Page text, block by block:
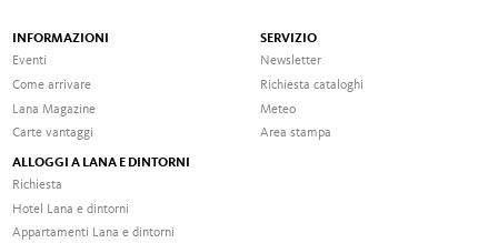
INFORMAZIONI
Eventi
Come arrivare
Lana Magazine
Carte vantaggi
SERVIZIO
Newsletter
Richiesta cataloghi
Meteo
Area stampa
ALLOGGI A LANA E DINTORNI
Richiesta
Hotel Lana e dintorni
Appartamenti Lana e dintorni